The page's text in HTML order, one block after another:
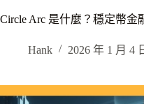
Circle Arc 是什麼？穩定幣金
Hank 2026 年 1 月 4